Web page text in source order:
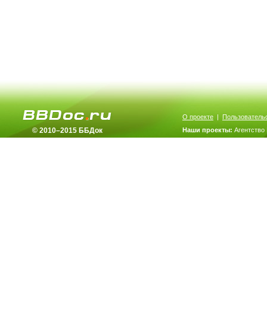
© 2010–2015 ББДок
О проекте |
Наши проекты: